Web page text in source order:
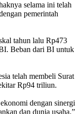
selama ini telah
pemerintah
tahun lalu Rp473
Beban dari BI untuk
telah membeli Surat
Rp94 triliun.
dengan sinergi
dan dunia usaha,”